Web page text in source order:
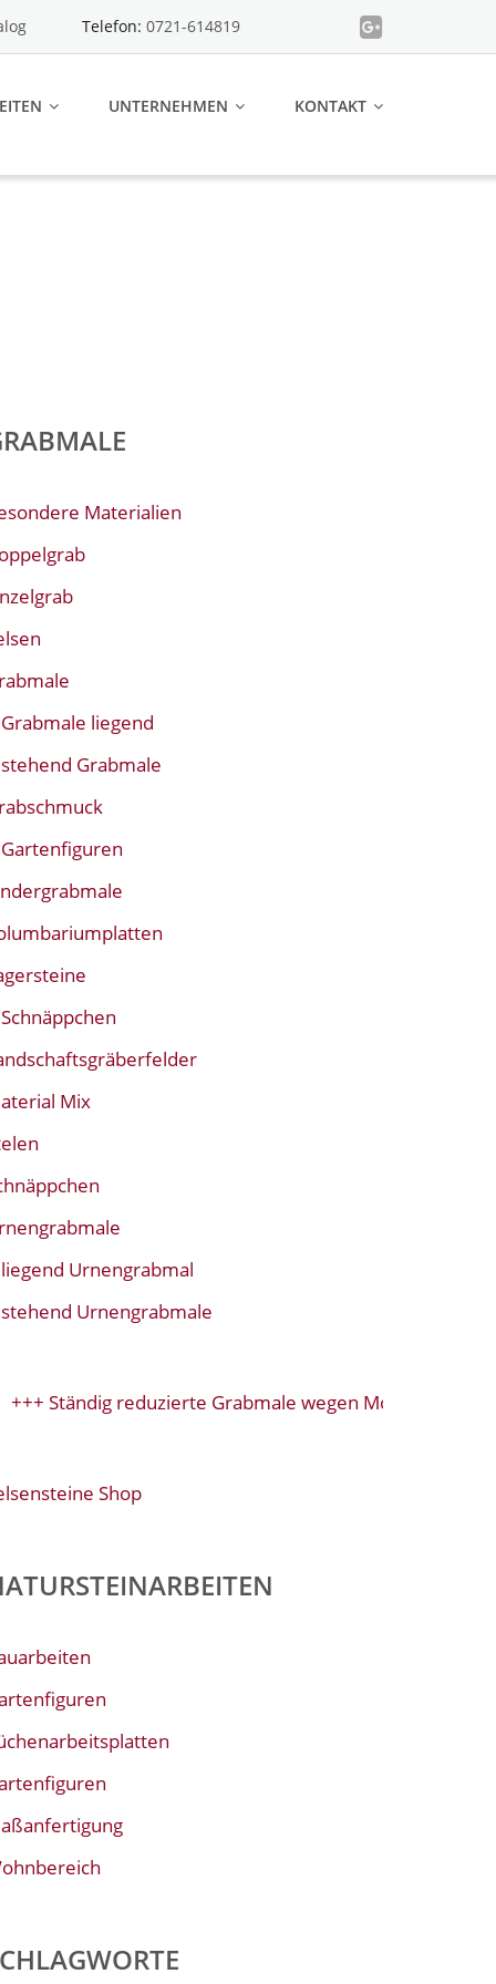
Telefon: 0721-614819
UNTERNEHMEN KONTAKT
Materialien
Grabmale liegend
stehend Grabmale
Gartenfiguren
Schnäppchen
Mix
liegend Urnengrabmal
stehend Urnengrabmale
Ständig reduzierte Grabmale wegen Modellwechsel+++
Shop